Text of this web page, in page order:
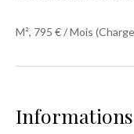
M², 795 € / Mois